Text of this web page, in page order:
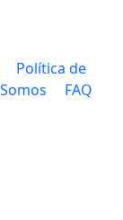
Política de
FAQ